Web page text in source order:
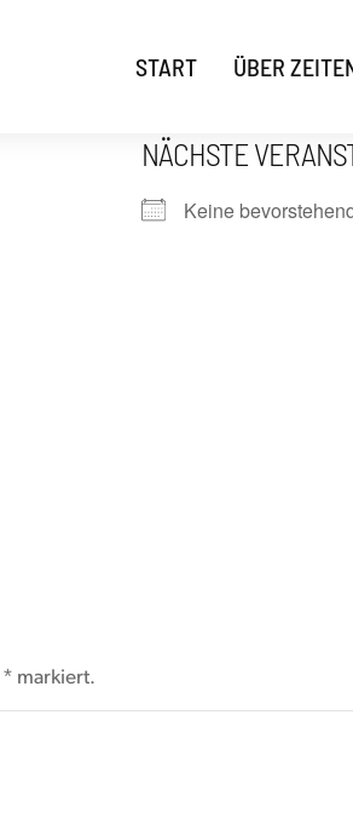
START ÜBER
NÄCHSTE
Keine
* markiert.